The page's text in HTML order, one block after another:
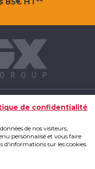
de confidentialité
de nos visiteurs,
personnalisé et vous faire
d'informations sur les cookies